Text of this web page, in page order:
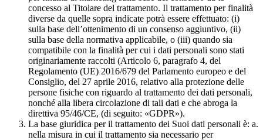
concesso al Titolare del trattamento. Il trattamento per finalità
diverse da quelle sopra indicate potrà essere effettuato: (i)
sulla base dell’ottenimento di un consenso aggiuntivo, (ii)
sulla base della normativa applicabile, o (iii) quando sia
compatibile con la finalità per cui i dati personali sono stati
originariamente raccolti (Articolo 6, paragrafo 4, del
Regolamento (UE) 2016/679 del Parlamento europeo e del
Consiglio, del 27 aprile 2016, relativo alla protezione delle
persone fisiche con riguardo al trattamento dei dati personali,
nonché alla libera circolazione di tali dati e che abroga la
direttiva 95/46/CE, (di seguito: «GDPR»).
La base giuridica per il trattamento dei Suoi dati personali è: a.
nella misura in cui il trattamento sia necessario per